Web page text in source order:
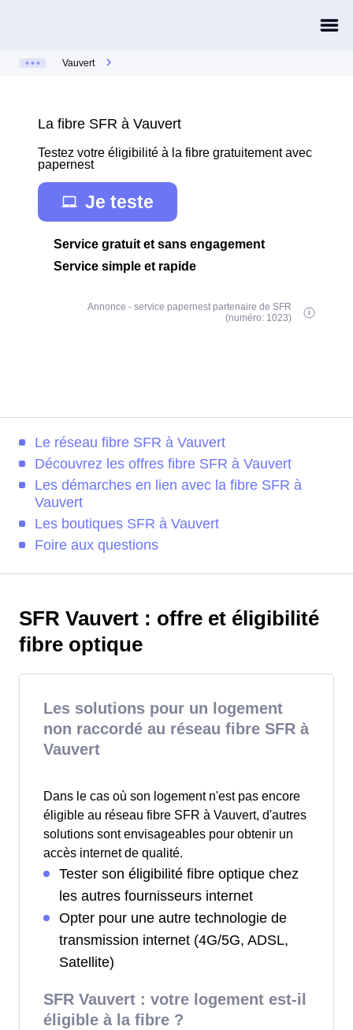
Vauvert
La fibre SFR à Vauvert
Testez votre éligibilité à la fibre gratuitement avec
papernest
Je teste
Service gratuit et sans engagement
Service simple et rapide
Annonce - service papernest partenaire de SFR
(numéro: 1023)
Le réseau fibre SFR à Vauvert
Découvrez les offres fibre SFR à Vauvert
Les démarches en lien avec la fibre SFR à
Vauvert
Les boutiques SFR à Vauvert
Foire aux questions
SFR Vauvert : offre et éligibilité
fibre optique
Les solutions pour un logement
non raccordé au réseau fibre SFR à
Vauvert
Dans le cas où son logement n'est pas encore
éligible au réseau fibre SFR à Vauvert, d'autres
solutions sont envisageables pour obtenir un
accès internet de qualité.
Tester son éligibilité fibre optique chez
les autres fournisseurs internet
Opter pour une autre technologie de
transmission internet (4G/5G, ADSL,
Satellite)
SFR Vauvert : votre logement est-il
éligible à la fibre ?